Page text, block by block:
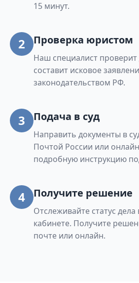
15 минут.
2 Проверка юристом
Наш специалист
составит исковое
законодательством РФ.
3 Подача в суд
Направить документы в
Почтой России или
подробную инструкцию
4 Получите решение
Отслеживайте статус
кабинете. Получите
почте или онлайн.